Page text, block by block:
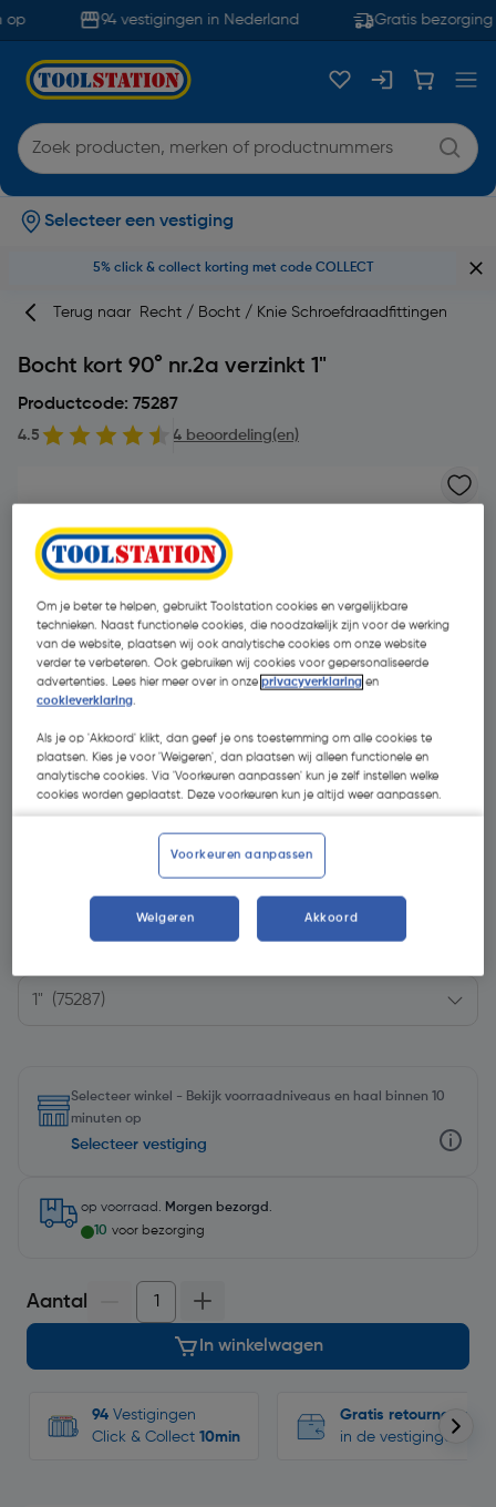
94 vestigingen in Nederland Gratis bezorging
Selecteer een vestiging
5% click & collect korting met code COLLECT
Terug naar Recht / Bocht / Knie Schroefdraadfittingen
Bocht kort 90° nr.2a verzinkt 1"
Productcode: 75287
4.5 4 beoordeling(en)
€ 2,06
Selecteer winkel - Bekijk voorraadniveaus en haal binnen 10
minuten op
Selecteer vestiging
op voorraad. Morgen bezorgd .
10 voor bezorging
Aantal
In winkelwagen
94 Vestigingen
Click & Collect 10min
Gratis retourneren
in de vestigingen
Om je beter te helpen, gebruikt Toolstation cookies en vergelijkbare
technieken. Naast functionele cookies, die noodzakelijk zijn voor de werking
van de website, plaatsen wij ook analytische cookies om onze website
verder te verbeteren. Ook gebruiken wij cookies voor gepersonaliseerde
advertenties. Lees hier meer over in onzeprivacyverklaring en
cookieverklaring.
Als je op 'Akkoord' klikt, dan geef je ons toestemming om alle cookies te
plaatsen. Kies je voor 'Weigeren', dan plaatsen wij alleen functionele en
analytische cookies. Via 'Voorkeuren aanpassen' kun je zelf instellen welke
cookies worden geplaatst. Deze voorkeuren kun je altijd weer aanpassen.
Voorkeuren aanpassen
Weigeren Akkoord